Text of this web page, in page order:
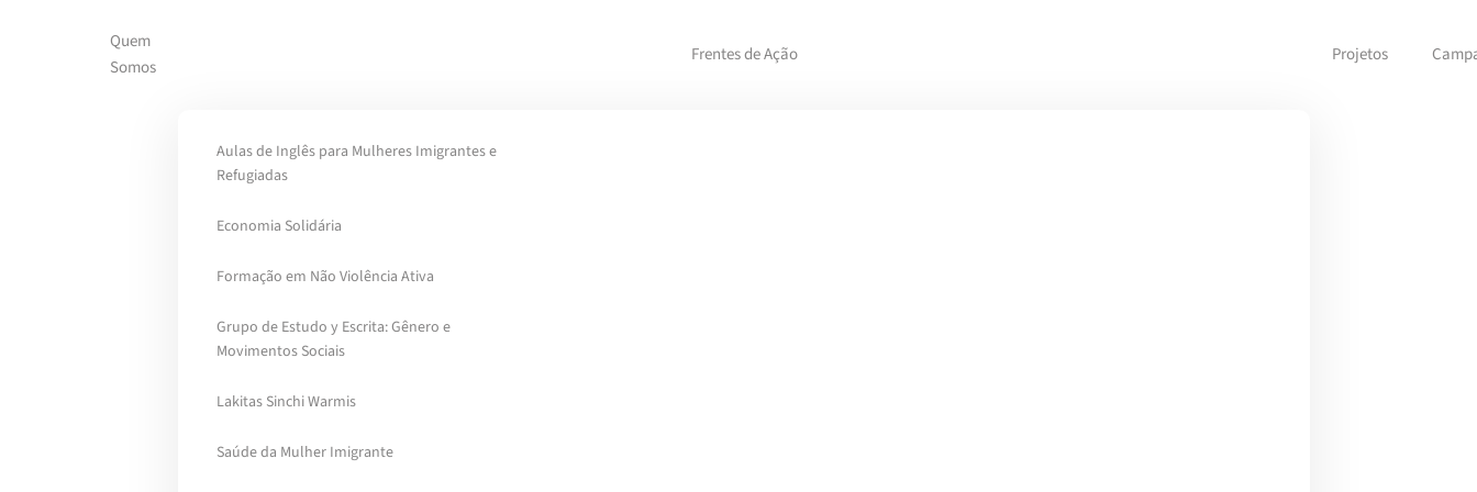
Skip to main content
Quem
Somos
Frentes de Ação
Aulas de Inglês para Mulheres Imigrantes e
Refugiadas
Economia Solidária
Formação em Não Violência Ativa
Grupo de Estudo y Escrita: Gênero e
Movimentos Sociais
Lakitas Sinchi Warmis
Saúde da Mulher Imigrante
Projetos